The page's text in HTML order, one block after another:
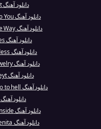
دانلود آهنگ A Lil Bit از Redman
دانلود آهنگ Good To You از Calum Scott
دانلود آهنگ Show Me The Way از Hit-Boy
دانلود آهنگ Switch Lanes از Tyga
دانلود آهنگ Homeless از Ed Sheeran
دانلود آهنگ Too Much Jewelry از Migos
دانلود آهنگ Shah Beyt از Arash AP
دانلود آهنگ all the good girls go to hell از Bi...
دانلود آهنگ Distant از Devlin
دانلود آهنگ Safe Inside از James Arthur
دانلود آهنگ Pena Penita از Gipsy Kings